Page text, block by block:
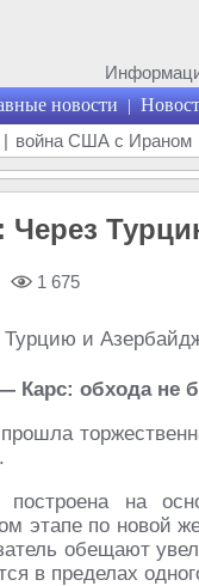
новости |
| война США с Ираном
1 675
Карс: обхода не
на
этапе по новой
обещают
в пределах